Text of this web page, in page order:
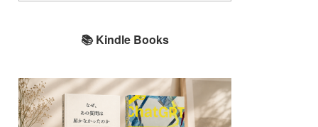
📚 Kindle Books